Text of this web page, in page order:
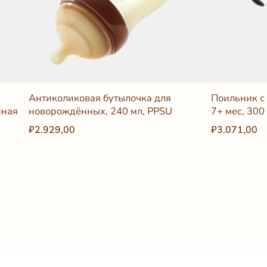
Антиколиковая бутылочка для
новорождённых, 240 мл, PPSU
₽2.929,00
Поильник
7+ мес,
₽3.071,00